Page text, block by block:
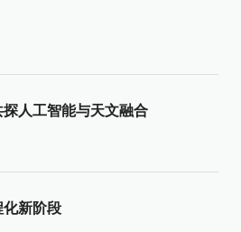
人工智能与天文融合
化新阶段